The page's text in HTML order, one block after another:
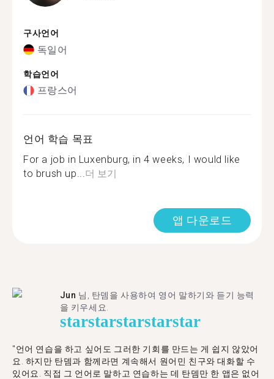
구사언어
독일어
학습언어
프랑스어
언어 학습 목표
For a job in Luxenburg, in 4 weeks, I would like
to brush up...더 보기
앱 다운로드
Jun 님, 탄뎀을 사용하여 영어 말하기와 듣기 능력
을 키우세요.
starstarstarstarstar
"언어 연습을 하고 싶어도 그러한 기회를 만드는 게 쉽지 않았어
요. 하지만 탄뎀과 함께라면 계속해서 원어민 친구와 대화할 수
있어요. 직접 그 언어로 말하고 연습하는 데 탄뎀만 한 앱은 없어